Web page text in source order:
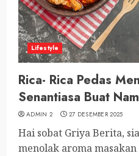
Lifestyle
Rica- Rica Pedas
Senantiasa Buat
ADMIN 2 27 DESEMBER 2025
Hai sobat Griya Berita,
menolak aroma masakan